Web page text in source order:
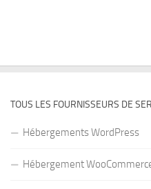
TOUS LES FOURNISSEURS DE
Hébergements WordPress
Hébergement